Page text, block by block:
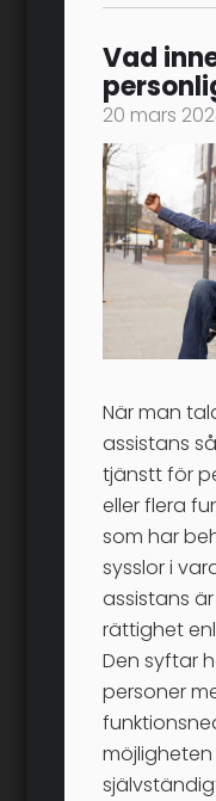
Vad
20 mars
När man
assistans
tjänstt för
eller flera
som har
sysslor i
assistans
rättighet
Den syftar
personer